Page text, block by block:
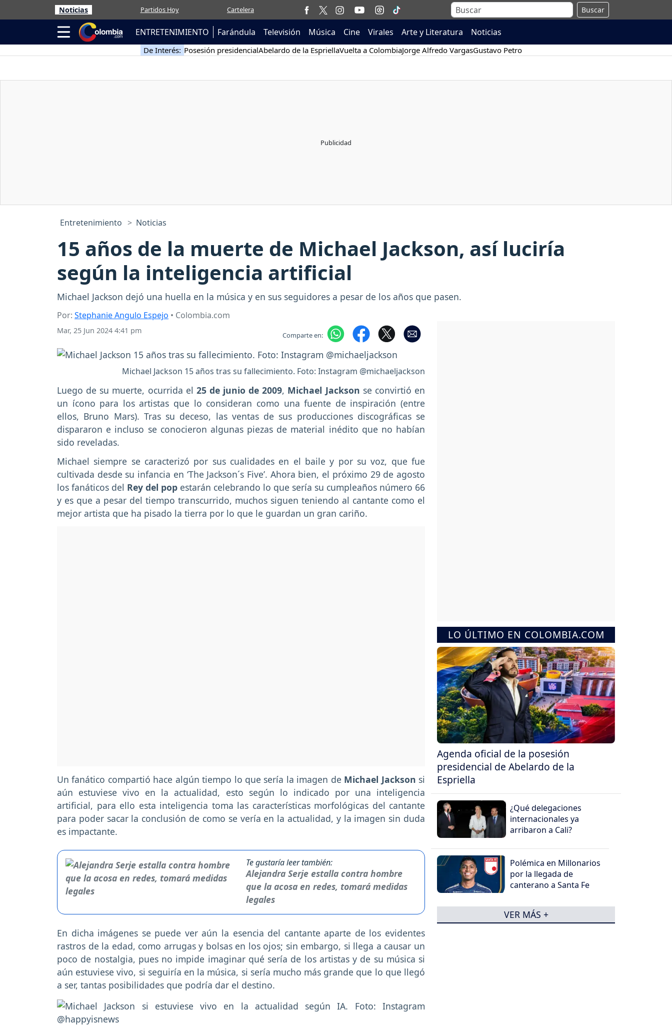
Noticias Partidos Hoy Cartelera Buscar
ENTRETENIMIENTO Farándula Televisión Música Cine Virales Arte y Literatura Noticias
De Interés: Posesión presidencialAbelardo de la EspriellaVuelta a ColombiaJorge Alfredo VargasGustavo Petro
Entretenimiento Noticias
15 años de la muerte de Michael Jackson, así luciría
según la inteligencia artificial
Michael Jackson dejó una huella en la música y en sus seguidores a pesar de los años que pasen.
Por: Stephanie Angulo Espejo • Colombia.com
Mar, 25 Jun 2024 4:41 pm Comparte en:
Michael Jackson 15 años tras su fallecimiento. Foto: Instagram @michaeljackson
Luego de su muerte, ocurrida el 25 de junio de 2009, Michael Jackson se convirtió en
un ícono para los artistas que lo consideran como una fuente de inspiración (entre
ellos, Bruno Mars). Tras su deceso, las ventas de sus producciones discográficas se
dispararon e incluso se conocieron algunas piezas de material inédito que no habían
sido reveladas.
Michael siempre se caracterizó por sus cualidades en el baile y por su voz, que fue
cultivada desde su infancia en ‘The Jackson´s Five’. Ahora bien, el próximo 29 de agosto
los fanáticos del Rey del pop estarán celebrando lo que sería su cumpleaños número 66
y es que a pesar del tiempo transcurrido, muchos siguen teniendo al cantante como el
mejor artista que ha pisado la tierra por lo que le guardan un gran cariño.
Un fanático compartió hace algún tiempo lo que sería la imagen de Michael Jackson si
aún estuviese vivo en la actualidad, esto según lo indicado por una inteligencia
artificial, para ello esta inteligencia toma las características morfológicas del cantante
para poder sacar la conclusión de como se vería en la actualidad, y la imagen sin duda
es impactante.
Te gustaría leer también:
Alejandra Serje estalla contra hombre
que la acosa en redes, tomará medidas
legales
En dicha imágenes se puede ver aún la esencia del cantante aparte de los evidentes
rastros de la edad, como arrugas y bolsas en los ojos; sin embargo, si llega a causar un
poco de nostalgia, pues no impide imaginar qué sería de los artistas y de su música si
aún estuviese vivo, si seguiría en la música, si sería mucho más grande que lo que llegó
a ser, tantas posibilidades que podría dar el destino.
LO ÚLTIMO EN COLOMBIA.COM
Agenda oficial de la posesión
presidencial de Abelardo de la
Espriella
¿Qué delegaciones
internacionales ya
arribaron a Cali?
Polémica en Millonarios
por la llegada de
canterano a Santa Fe
VER MÁS +